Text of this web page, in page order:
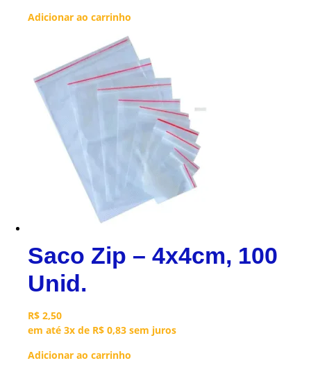
Adicionar ao carrinho
Saco Zip – 4x4cm, 100
Unid.
R$ 2,50
em até 3x de R$ 0,83 sem juros
Adicionar ao carrinho